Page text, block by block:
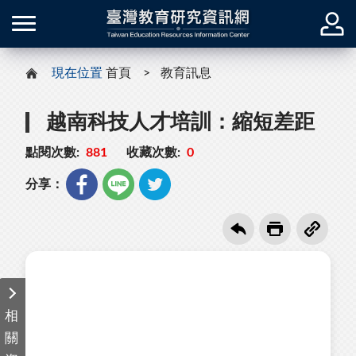
現在位置 首頁 教育訊息
越南科技人才培訓：縮短差距
點閱次數: 881 收藏次數: 0
分享：
相
關